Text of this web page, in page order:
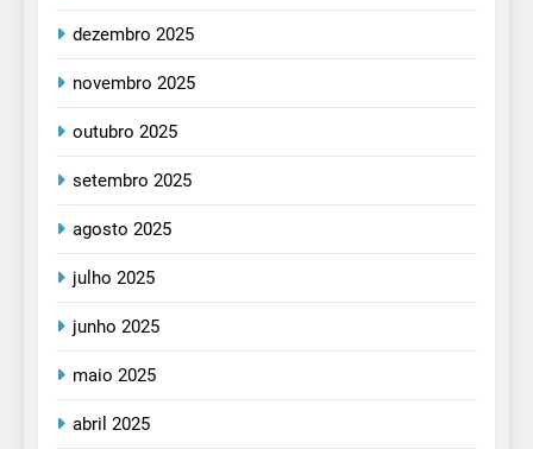
dezembro 2025
novembro 2025
outubro 2025
setembro 2025
agosto 2025
julho 2025
junho 2025
maio 2025
abril 2025